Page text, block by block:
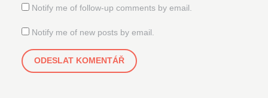
Notify me of follow-up comments by email.
Notify me of new posts by email.